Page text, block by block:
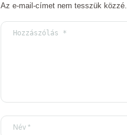
Az e-mail-címet nem tesszük közzé.